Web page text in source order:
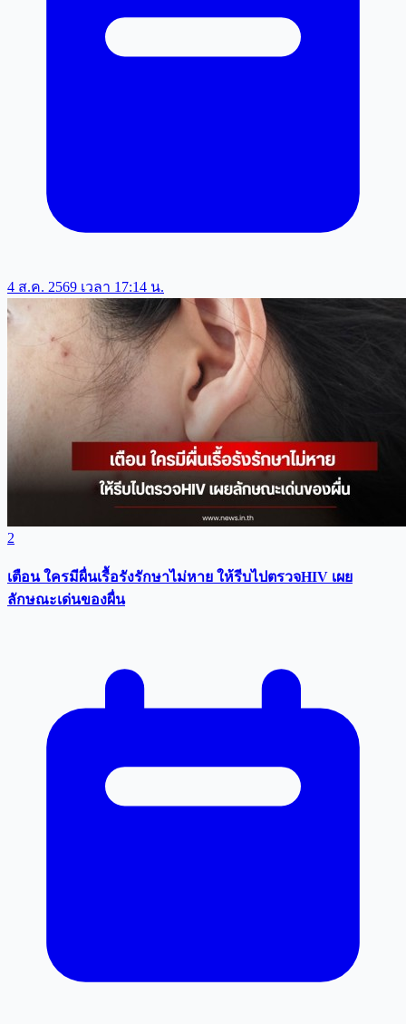
4 ส.ค. 2569 เวลา 17:14 น.
2
เตือน ใครมีผื่นเรื้อรังรักษาไม่หาย ให้รีบไปตรวจHIV เผย
ลักษณะเด่นของผื่น